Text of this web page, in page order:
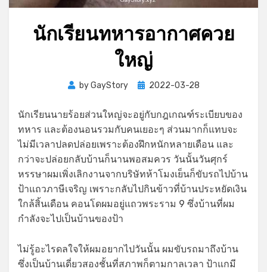
นักเรียนทหารอากาศควย
ใหญ่
byGayStory
Posted
2022-03-28
นักเรียนนายร้อยส่วนใหญ่จะอยู่กับกฎเกณฑ์ระเบียบของ
ทหาร และต้องนอนรวมกับคนเยอะๆ ส่วนมากก็แทบจะ
ไม่มีเวลาปลดปล่อยเพราะต้องฝึกหนักหลายเดือน และ
กว่าจะปล่อยกลับบ้านก็นานพอสมควร วันนั้นวันศุกร์
หรรษาผมเพิ่งเลิกงานจากบริษัทห้าโมงเย็นก็ขับรถไปบ้าน
ป้าแถวภาษีเจริญ เพราะกลับไปกินข้าวที่บ้านประหยัดเงิน
ใกล้สิ้นเดือน คอนโดผมอยู่แถวพระราม 9 ซึ่งบ้านที่ผม
กำลังจะไปเป็นบ้านของป้า
ไม่รู้อะไรดลใจให้ผมอยากไปวันนั้น ผมขับรถมาถึงบ้าน
ซึ่งเป็นบ้านเดี่ยวสองชั้นที่สภาพก็ตามกาลเวลา ป้าแกมี